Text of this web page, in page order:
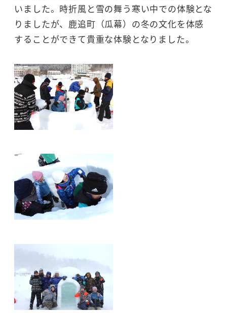
いました。時折風と雪の舞う寒い中での体験とな
りましたが、鹿追町（瓜幕）の冬の文化を体感
することができて貴重な体験となりました。